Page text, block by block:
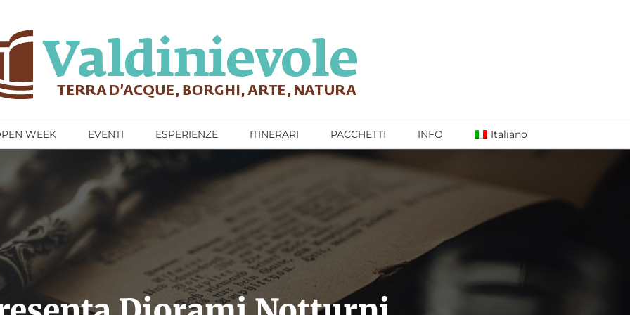
WEEK EVENTI ESPERIENZE ITINERARI PACCHETTI INFO Italiano